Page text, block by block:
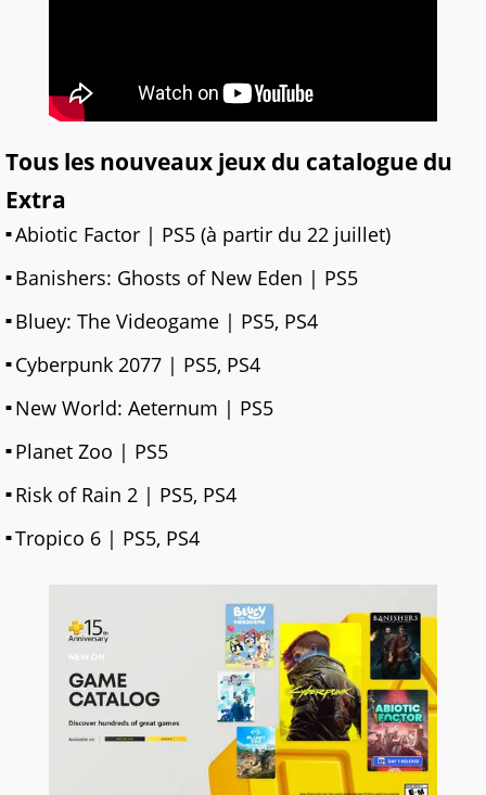
Tous les nouveaux jeux du catalogue du
Extra
Abiotic Factor | PS5 (à partir du 22 juillet)
Banishers: Ghosts of New Eden | PS5
Bluey: The Videogame | PS5, PS4
Cyberpunk 2077 | PS5, PS4
New World: Aeternum | PS5
Planet Zoo | PS5
Risk of Rain 2 | PS5, PS4
Tropico 6 | PS5, PS4